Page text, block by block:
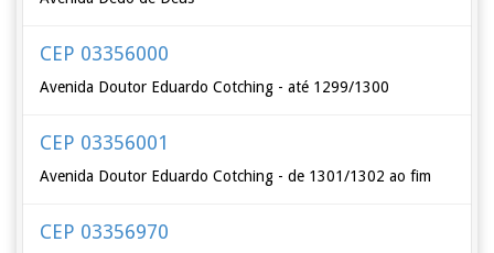
CEP 03356000
Avenida Doutor Eduardo Cotching - até 1299/1300
CEP 03356001
Avenida Doutor Eduardo Cotching - de 1301/1302 ao fim
CEP 03356970